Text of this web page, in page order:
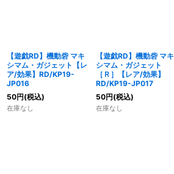
【遊戯RD】機動砦 マキ
シマム・ガジェット【レ
ア/効果】RD/KP19-
JP016
50円(税込)
在庫なし
【遊戯RD】機動砦 マキ
シマム・ガジェット
［Ｒ］【レア/効果】
RD/KP19-JP017
50円(税込)
在庫なし